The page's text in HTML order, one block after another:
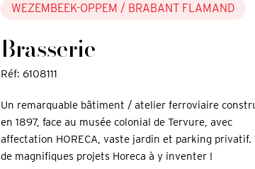
WEZEMBEEK-OPPEM / BRABANT FLAMAND
Brasserie
Réf: 6108111
Un remarquable bâtiment / atelier ferroviaire
en 1897, face au musée colonial de Tervure, avec
affectation HORECA, vaste jardin et parking privatif.
de magnifiques projets Horeca à y inventer !